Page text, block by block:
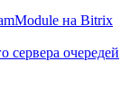
на Bitrix
сервера очередей